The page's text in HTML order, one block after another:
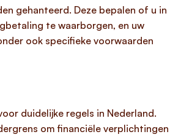
gehanteerd. Deze bepalen of u in
te waarborgen, en uw
ook specifieke voorwaarden
duidelijke regels in Nederland.
om financiële verplichtingen